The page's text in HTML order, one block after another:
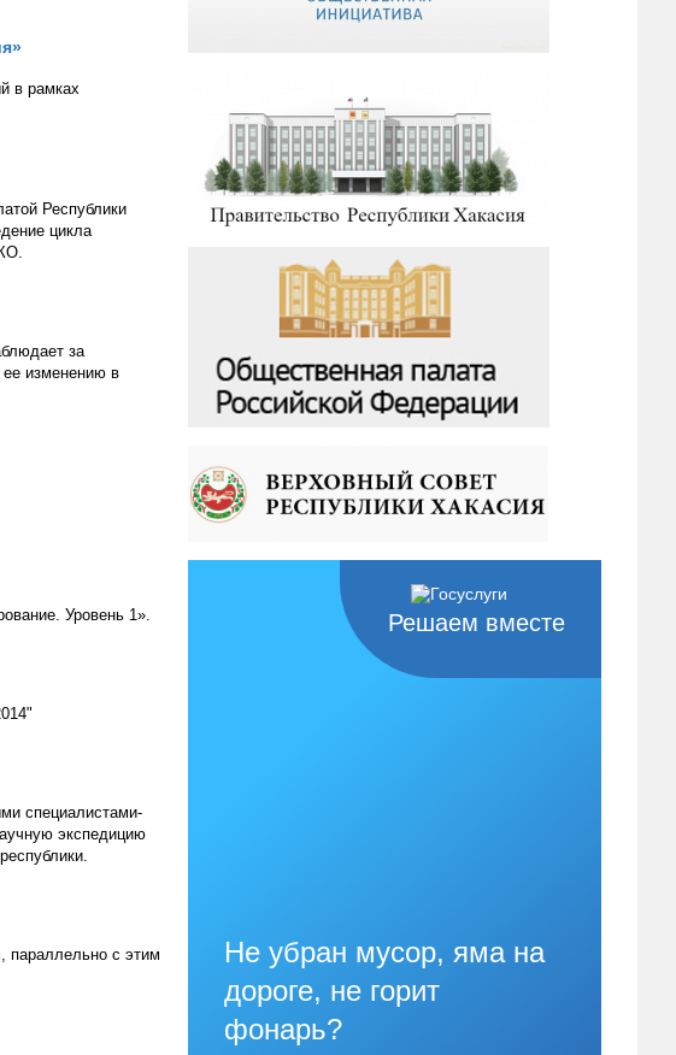
в рамках
Республики
цикла
за
ее изменению в
Уровень 1».
специалистами-
экспедицию
параллельно с этим
Решаем вместе
Не убран мусор, яма на
дороге, не горит
фонарь?